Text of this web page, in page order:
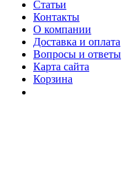
Статьи
Контакты
О компании
Доставка и оплата
Вопросы и ответы
Карта сайта
Корзина